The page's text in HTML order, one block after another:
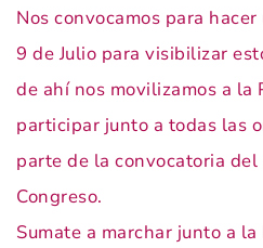
Nos convocamos para
9 de Julio para visibilizar
de ahí nos movilizamos a la
participar junto a todas las
parte de la convocatoria
Congreso.
Sumate a marchar junto a la